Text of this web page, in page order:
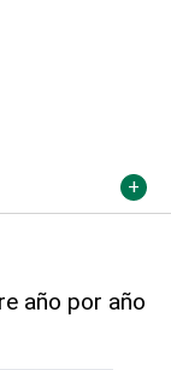
año por año